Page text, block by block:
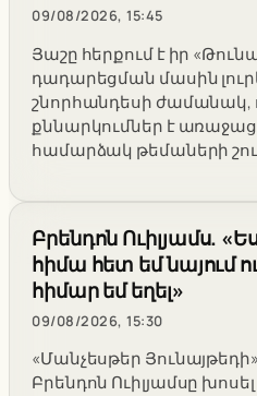
09/08/2026, 15:45
Յաշը հերքում է իր
դադարեցման մասին
շնորհանդեսի ժամանակ,
քննարկումներ է
համարձակ թեմաների
Բրենդոն Ուիլյամս.
հիմա հետ եմ նայում
հիմար եմ եղել»
09/08/2026, 15:30
«Մանչեսթեր
Բրենդոն Ուիլյամսը